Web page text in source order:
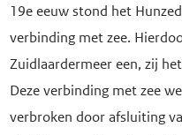
19e eeuw stond het
verbinding met zee.
Zuidlaardermeer een, zij
Deze verbinding met zee
verbroken door afsluiting